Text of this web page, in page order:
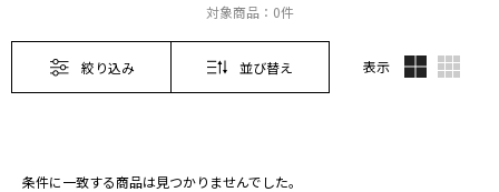
対象商品： 0件
絞り込み 並び替え 表示
条件に一致する商品は見つかりませんでした。